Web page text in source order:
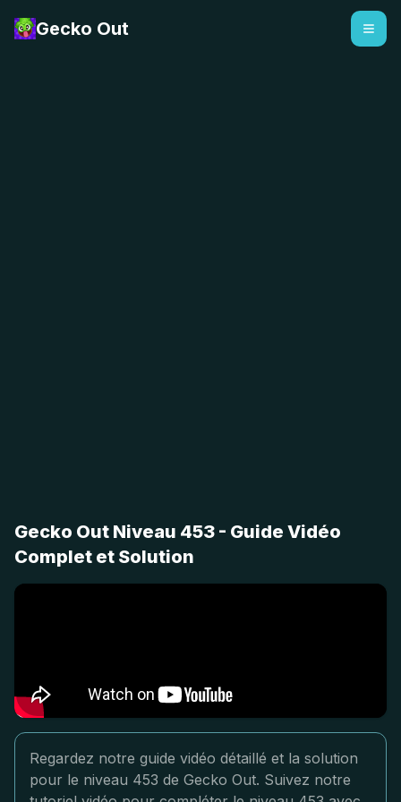
Gecko Out
Gecko Out Niveau 453 - Guide Vidéo
Complet et Solution
Regardez notre guide vidéo détaillé et la solution
pour le niveau 453 de Gecko Out. Suivez notre